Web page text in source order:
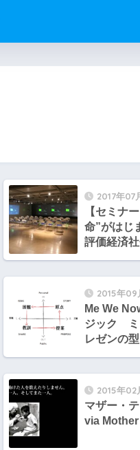
2017年07
【セミナ
命”がはじ
評価経済
2015年09
Me We
ジック ミ
レゼンの型
2015年02
マザー・
via